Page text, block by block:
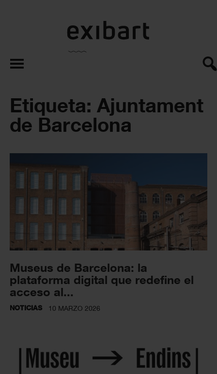
exibart.es
Etiqueta: Ajuntament
de Barcelona
Museus de Barcelona: la
plataforma digital que redefine el
acceso al...
NOTICIAS 10 MARZO 2026